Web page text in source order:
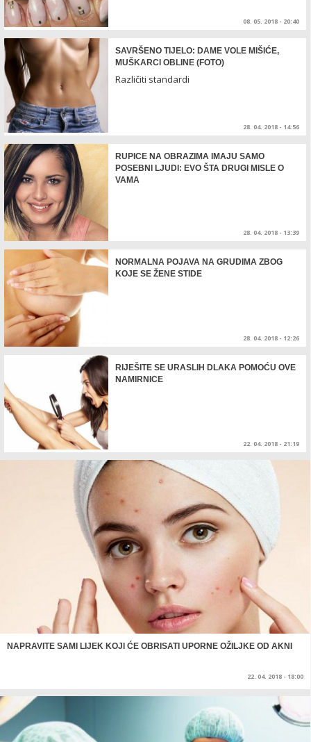
08. 05. 2018 - 20:40
SAVRŠENO TIJELO: DAME VOLE MIŠIĆE,
MUŠKARCI OBLINE (FOTO)
Različiti standardi
28. 04. 2018 - 14:56
RUPICE NA OBRAZIMA IMAJU SAMO
POSEBNI LJUDI: EVO ŠTA DRUGI MISLE O
VAMA
28. 04. 2018 - 13:39
NORMALNA POJAVA NA GRUDIMA ZBOG
KOJE SE ŽENE STIDE
28. 04. 2018 - 12:26
RIJEŠITE SE URASLIH DLAKA POMOĆU OVE
NAMIRNICE
22. 04. 2018 - 21:19
NAPRAVITE SAMI LIJEK KOJI ĆE OBRISATI UPORNE OŽILJKE OD AKNI
22. 04. 2018 - 18:00